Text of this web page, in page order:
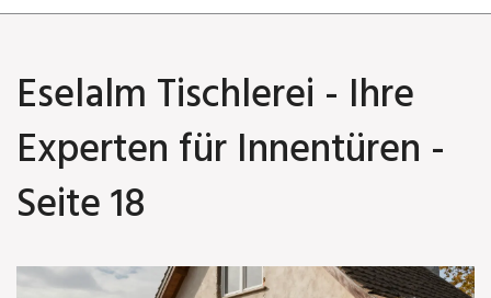
Eselalm Tischlerei - Ihre
Experten für Innentüren -
Seite 18